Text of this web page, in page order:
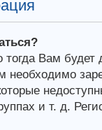
Вам
и т. д.